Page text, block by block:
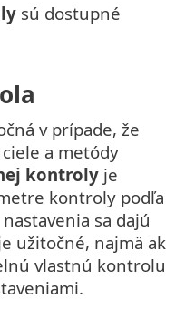
sú dostupné
v prípade, že
a metódy
kontroly je
kontroly podľa
sa dajú
užitočné, najmä ak
vlastnú kontrolu